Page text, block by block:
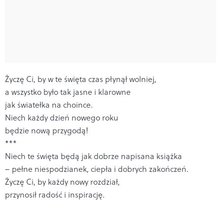
Życzę Ci, by w te święta czas płynął wolniej,
a wszystko było tak jasne i klarowne
jak światełka na choince.
Niech każdy dzień nowego roku
będzie nową przygodą!
***
Niech te święta będą jak dobrze napisana książka
– pełne niespodzianek, ciepła i dobrych zakończeń.
Życzę Ci, by każdy nowy rozdział,
przynosił radość i inspirację.